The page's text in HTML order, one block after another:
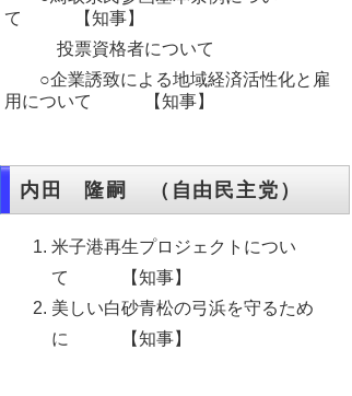
て 【知事】
投票資格者について
○企業誘致による地域経済活性化と雇
用について 【知事】
内田 隆嗣 （自由民主党）
米子港再生プロジェクトについ
て 【知事】
美しい白砂青松の弓浜を守るため
に 【知事】